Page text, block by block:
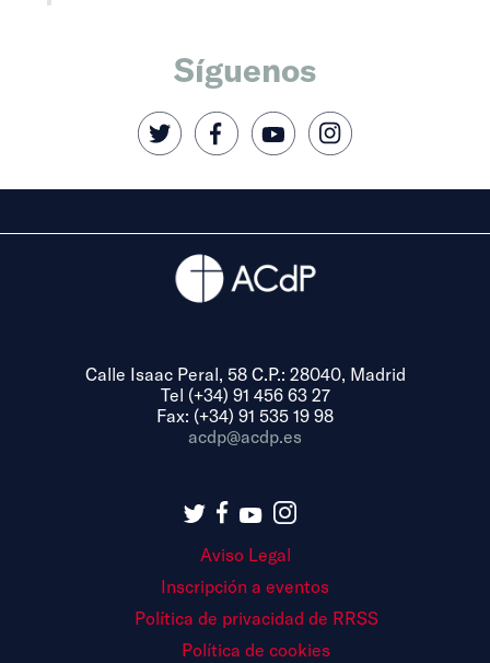
Síguenos
Calle Isaac Peral, 58 C.P.: 28040, Madrid
Tel (+34) 91 456 63 27
Fax: (+34) 91 535 19 98
acdp@acdp.es
Aviso Legal
Inscripción a eventos
Política de privacidad de RRSS
Política de cookies